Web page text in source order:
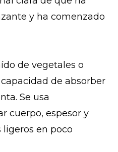
y ha comenzado
de vegetales o
de absorber
Se usa
cuerpo, espesor y
en poco